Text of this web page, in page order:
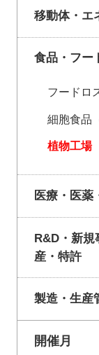
移動体・エ
食品・フー
フードロ
細胞食品
植物工場
医療・医薬
R&D・新規
産・特許
製造・生産
開催月